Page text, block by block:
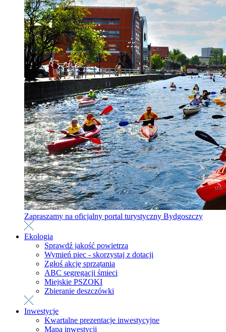
Zapraszamy na oficjalny portal turystyczny Bydgoszczy
Ekologia
Sprawdź jakość powietrza
Wymień piec - skorzystaj z dotacji
Zgłoś akcję sprzątania
ABC segregacji śmieci
Miejskie PSZOKI
Zbieranie deszczówki
Inwestycje
Kwartalne prezentacje inwestycyjne
Mapa inwestycji